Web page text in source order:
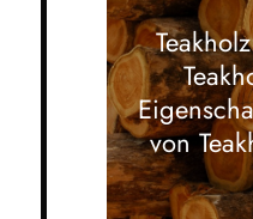
von